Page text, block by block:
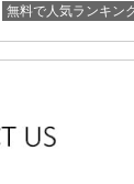
無料で人気ランキン